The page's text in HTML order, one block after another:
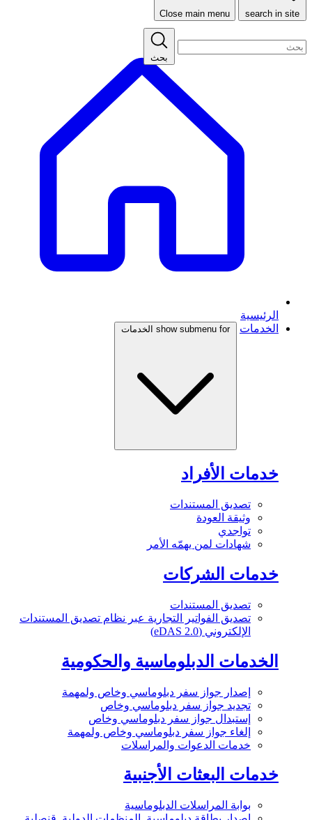
search in site
Close main menu
بحث
الرئيسية
الخدمات
show submenu for الخدمات
خدمات الأفراد
تصديق المستندات
وثيقة العودة
تواجدي
شهادات لمن يهمّه الأمر
خدمات الشركات
تصديق المستندات
تصديق الفواتير التجارية عبر نظام تصديق المستندات
الإلكتروني (eDAS 2.0)
الخدمات الدبلوماسية والحكومية
إصدار جواز سفر دبلوماسي وخاص ولمهمة
تجديد جواز سفر دبلوماسي وخاص
إستبدال جواز سفر دبلوماسي وخاص
إلغاء جواز سفر دبلوماسي وخاص ولمهمة
خدمات الدعوات والمراسلات
خدمات البعثات الأجنبية
بوابة المراسلات الدبلوماسية